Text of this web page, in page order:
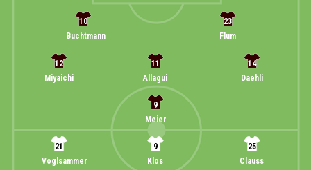
23
Flum
10
Buchtmann
14
Daehli
11
Allagui
12
Miyaichi
9
Meier
25
Clauss
9
Klos
21
Voglsammer